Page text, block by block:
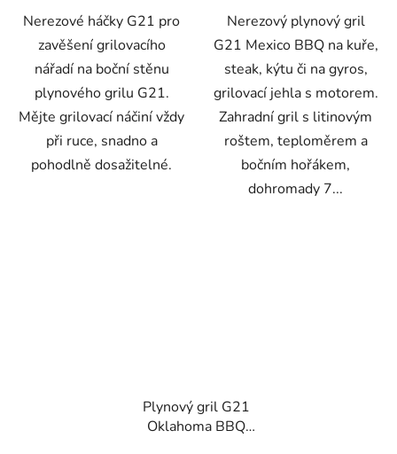
Nerezové háčky G21 pro
zavěšení grilovacího
nářadí na boční stěnu
plynového grilu G21.
Mějte grilovací náčiní vždy
při ruce, snadno a
pohodlně dosažitelné.
Nerezový plynový gril
G21 Mexico BBQ na kuře,
steak, kýtu či na gyros,
grilovací jehla s motorem.
Zahradní gril s litinovým
roštem, teploměrem a
bočním hořákem,
dohromady 7...
Plynový gril G21
Oklahoma BBQ